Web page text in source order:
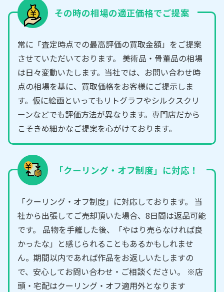
その時の相場の適正価格でご提案
常に「査定時点での最高評価の買取金額」をご提案
させていただいております。 美術品・骨董品の相場
は日々変動いたします。当社では、お問い合わせ時
点の相場を基に、買取価格をお客様にご提示しま
す。仮に絵画といってもリトグラフやシルクスクリ
ーンなどでも評価方法が異なります。専門店だから
こそきめ細かなご提案を心がけております。
「クーリング・オフ制度」に対応！
「クーリング・オフ制度」に対応しております。 当
社から出張してご売却頂いた場合、8日間は返品可能
です。 品物を手離した後、「やはり売らなければ良
かったな」と感じられることもあるかもしれませ
ん。期間以内であれば作品をお返しいたしますの
で、安心してお問い合わせ・ご相談ください。 ※店
頭・宅配はクーリング・オフ適用外となります